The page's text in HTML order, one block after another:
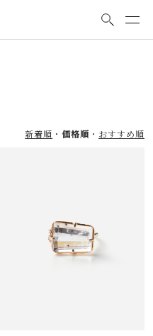
新着順 価格順 おすすめ順